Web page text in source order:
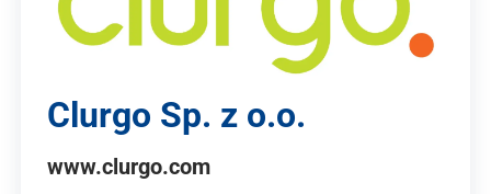
Clurgo Sp. z o.o.
www.clurgo.com